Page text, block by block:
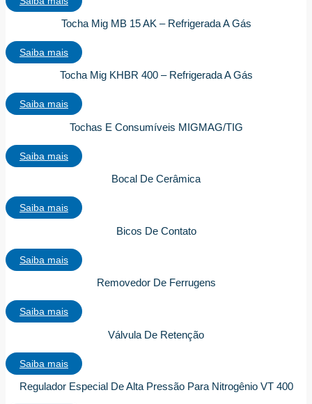
Tocha Mig MB 15 AK – Refrigerada A Gás
Saiba mais
Tocha Mig KHBR 400 – Refrigerada A Gás
Saiba mais
Tochas E Consumíveis MIGMAG/TIG
Saiba mais
Bocal De Cerâmica
Saiba mais
Bicos De Contato
Saiba mais
Removedor De Ferrugens
Saiba mais
Válvula De Retenção
Saiba mais
Regulador Especial De Alta Pressão Para Nitrogênio VT 400